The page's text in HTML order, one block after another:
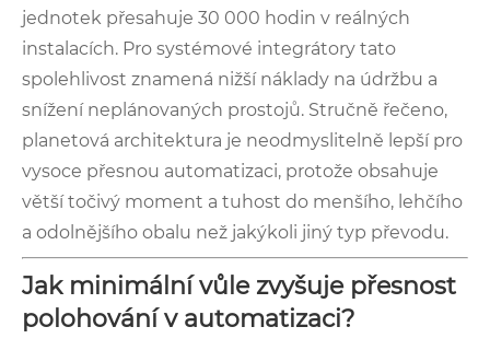
jednotek přesahuje 30 000 hodin v reálných
instalacích. Pro systémové integrátory tato
spolehlivost znamená nižší náklady na údržbu a
snížení neplánovaných prostojů. Stručně řečeno,
planetová architektura je neodmyslitelně lepší pro
vysoce přesnou automatizaci, protože obsahuje
větší točivý moment a tuhost do menšího, lehčího
a odolnějšího obalu než jakýkoli jiný typ převodu.
Jak minimální vůle zvyšuje přesnost
polohování v automatizaci?